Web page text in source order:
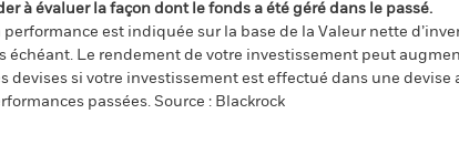
à évaluer la façon dont le fonds a été géré dans le passé.
performance est indiquée sur la base de la Valeur nette
échéant. Le rendement de votre investissement peut
devises si votre investissement est effectué dans une
passées. Source : Blackrock